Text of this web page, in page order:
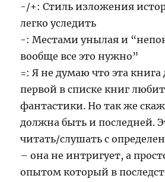
-/+: Стиль изложения
легко уследить
-: Местами унылая и
вообще все это нужно”
=: Я не думаю что эта
первой в списке книг
фантастики. Но так же
должна быть и последней.
читать/слушать с
– она не интригует, а
опытом который в